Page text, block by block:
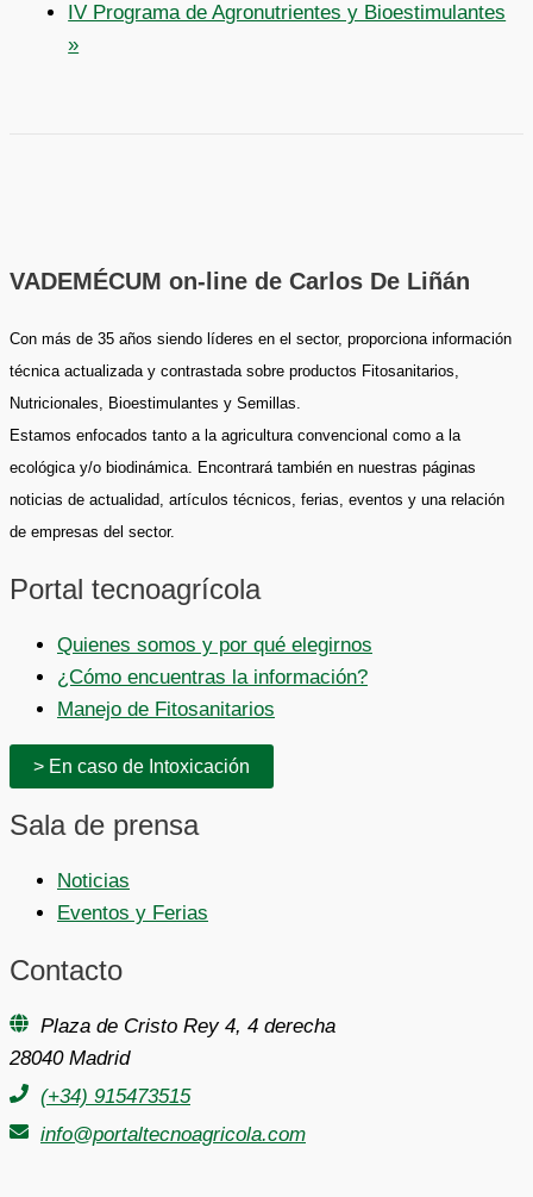
IV Programa de Agronutrientes y Bioestimulantes
»
VADEMÉCUM on-line de Carlos De Liñán
Con más de 35 años siendo líderes en el sector, proporciona información
técnica actualizada y contrastada sobre productos Fitosanitarios,
Nutricionales, Bioestimulantes y Semillas.
Estamos enfocados tanto a la agricultura convencional como a la
ecológica y/o biodinámica. Encontrará también en nuestras páginas
noticias de actualidad, artículos técnicos, ferias, eventos y una relación
de empresas del sector.
Portal tecnoagrícola
Quienes somos y por qué elegirnos
¿Cómo encuentras la información?
Manejo de Fitosanitarios
> En caso de Intoxicación
Sala de prensa
Noticias
Eventos y Ferias
Contacto
Plaza de Cristo Rey 4, 4 derecha
28040 Madrid
(+34) 915473515
info@portaltecnoagricola.com